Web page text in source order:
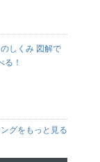
しくみ 図解で
る！
グをもっと見る